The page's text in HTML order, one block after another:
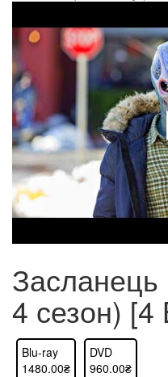
Засланець
4 сезон) [4
Blu-ray
1480.00₴
DVD
960.00₴